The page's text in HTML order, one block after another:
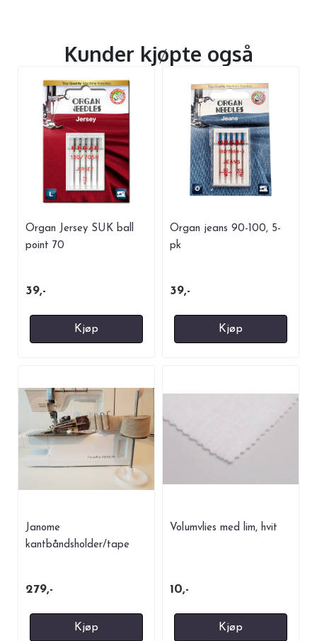
Kunder kjøpte også
Organ Jersey SUK ball
point 70
39,-
Kjøp
Organ jeans 90-100, 5-
pk
39,-
Kjøp
Janome
kantbåndsholder/tape
279,-
Kjøp
Volumvlies med lim, hvit
10,-
Kjøp